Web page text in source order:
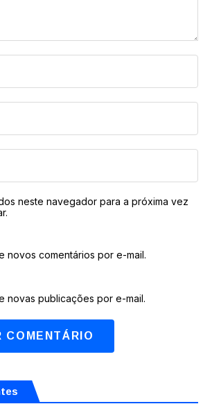
neste navegador para a próxima vez
novos comentários por e-mail.
novas publicações por e-mail.